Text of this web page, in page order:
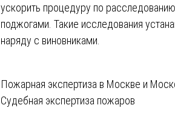
ускорить процедуру по
поджогами. Такие исследования
наряду с виновниками.
Навигация
по
Пожарная экспертиза в Москве и
Судебная экспертиза пожаров